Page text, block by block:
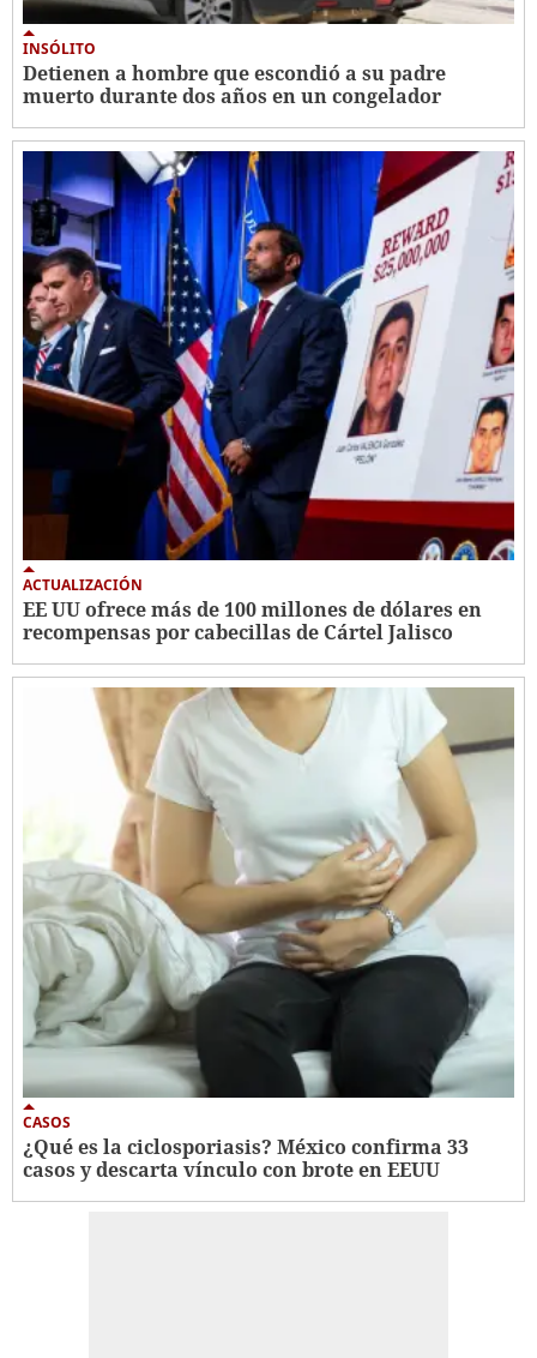
INSÓLITO
Detienen a hombre que escondió a su padre
muerto durante dos años en un congelador
ACTUALIZACIÓN
EE UU ofrece más de 100 millones de dólares en
recompensas por cabecillas de Cártel Jalisco
CASOS
¿Qué es la ciclosporiasis? México confirma 33
casos y descarta vínculo con brote en EEUU